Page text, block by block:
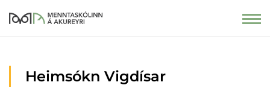
Heimsókn Vigdísar